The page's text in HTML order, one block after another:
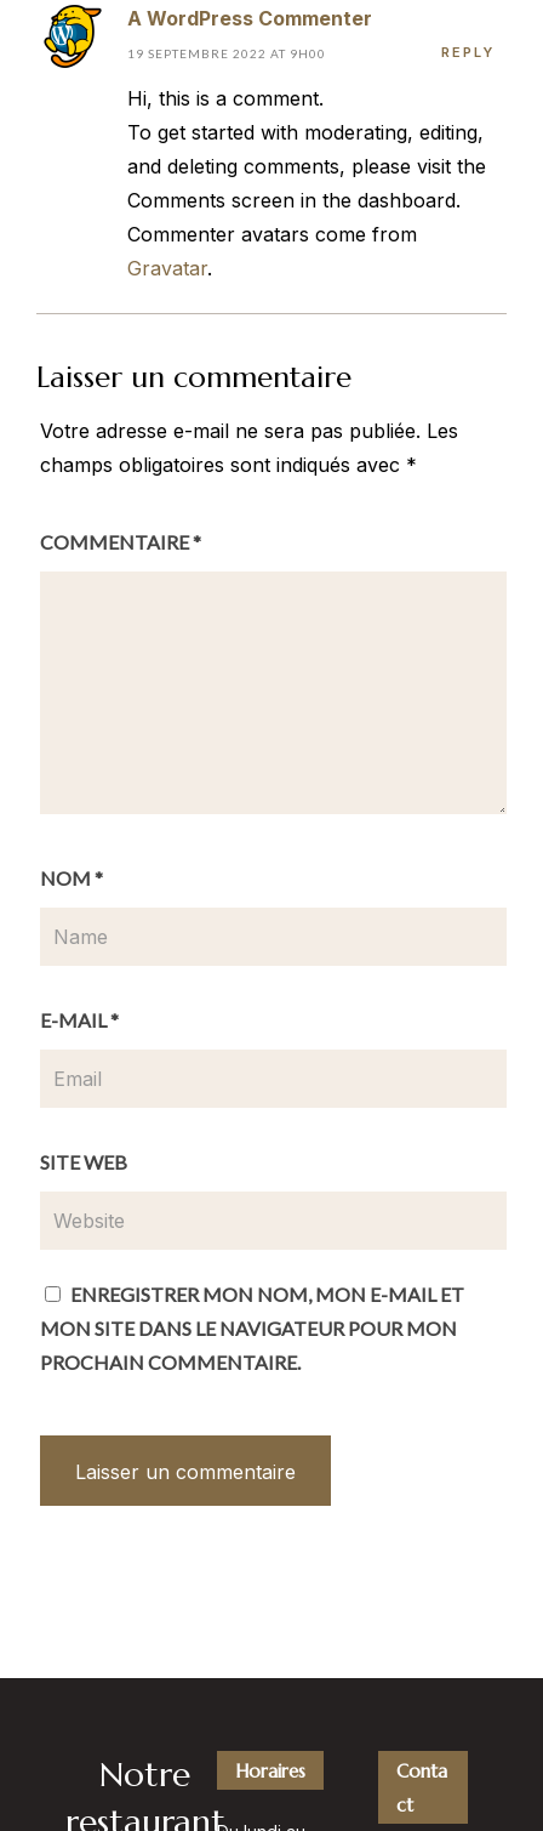
A WordPress Commenter
19 SEPTEMBRE 2022 AT 9H00 REPLY
Hi, this is a comment.
To get started with moderating, editing,
and deleting comments, please visit the
Comments screen in the dashboard.
Commenter avatars come from
Gravatar.
Laisser un commentaire
Votre adresse e-mail ne sera pas publiée. Les
champs obligatoires sont indiqués avec *
COMMENTAIRE*
NOM *
E-MAIL*
SITE WEB
ENREGISTRER MON NOM, MON E-MAIL ET
MON SITE DANS LE NAVIGATEUR POUR MON
PROCHAIN COMMENTAIRE.
Notre
restaurant
Horaires
Conta
ct
Réserver
Fermé le mercredi
Adresse
Eymet
TÉLÉPHO